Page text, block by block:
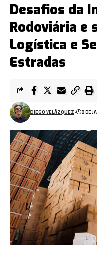
Desafios da
Rodoviária e
Logística e
Estradas
DIEGO VELÁZQUEZ 8 DE